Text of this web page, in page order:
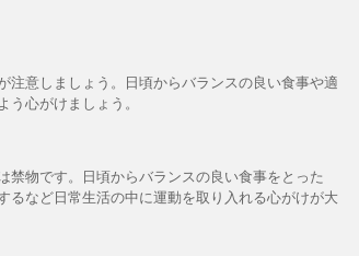
注意しましょう。日頃からバランスの良い食事や適
う心がけましょう。
禁物です。日頃からバランスの良い食事をとった
るなど日常生活の中に運動を取り入れる心がけが大